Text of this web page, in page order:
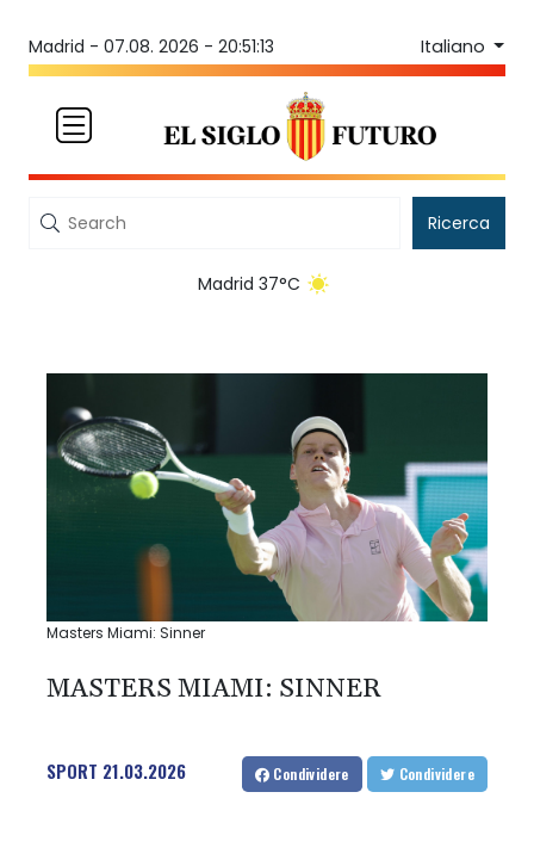
Madrid - 07.08. 2026 - 20:51:13 Italiano
Ricerca
Madrid 37°C
Masters Miami: Sinner
MASTERS MIAMI: SINNER
SPORT 21.03.2026 Condividere Condividere